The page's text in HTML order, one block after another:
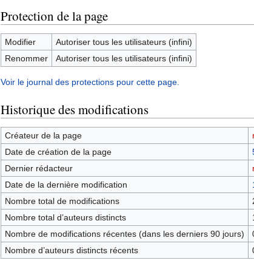
Protection de la page
Modifier
Autoriser tous les utilisateurs (infini)
Renommer
Autoriser tous les utilisateurs (infini)
Voir le journal des protections pour cette page.
Historique des modifications
Créateur de la page
Date de création de la page
Dernier rédacteur
Date de la dernière modification
Nombre total de modifications
Nombre total d’auteurs distincts
Nombre de modifications récentes (dans les derniers 90 jours)
Nombre d’auteurs distincts récents